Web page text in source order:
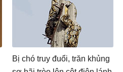
Bị chó truy đuổi, trăn khủng